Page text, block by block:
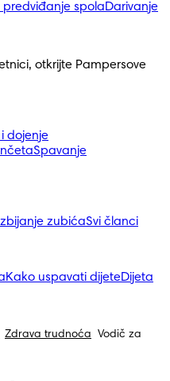
predviđanje spolaDarivanje
otkrijte Pampersove
dojenje
Spavanje
Izbijanje zubićaSvi članci
Kako uspavati dijeteDijeta
Zdrava trudnoća
Vodič za